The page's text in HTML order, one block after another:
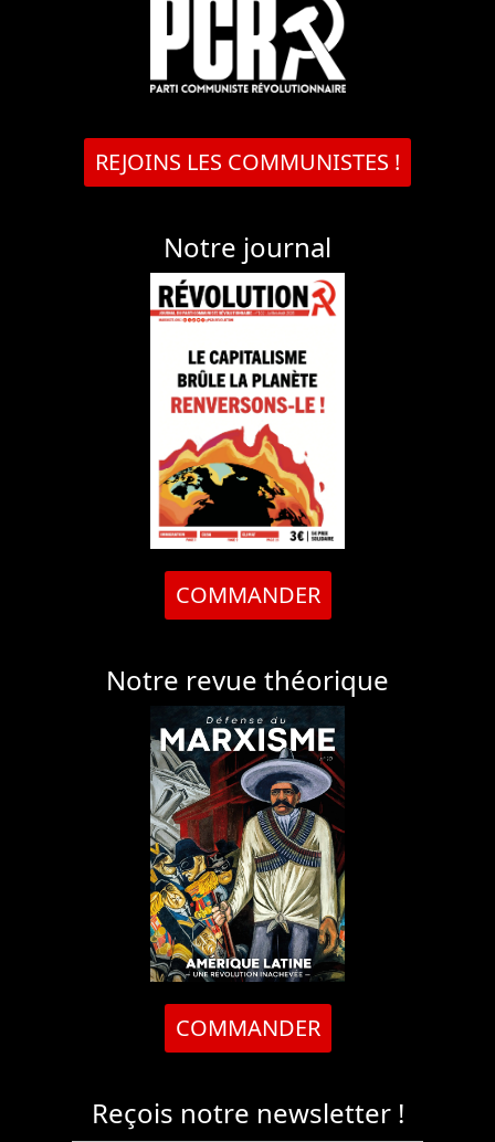
REJOINS LES COMMUNISTES !
Notre journal
COMMANDER
Notre revue théorique
COMMANDER
Reçois notre newsletter !